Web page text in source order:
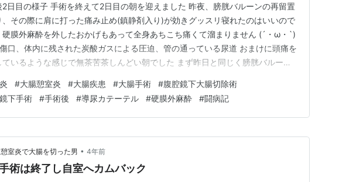
2日目の様子 手術を終えて2日目の朝を迎えました 昨夜、膀胱バルーンの再留置
、その際に肩に打った痛み止め(鎮静剤入り)が効きグッスリ寝れたのはいいので
硬膜外麻酔を外したおかげもあって全身あちこち痛くて溜まりません (´・ω・`)
口、体内に残された炭酸ガスによる圧迫、管の通っている尿道 おまけに頭痛を
ているような感じで無茶苦茶しんどい朝でした まず昨日と同じく膀胱バルーン
てたまりません！ 朝から悶絶必至です (´；ω；`)ｳｯ… バルーン抜去は何とか痛
え無事でしたが、身体…
#大腸憩室炎 #大腸疾患 #大腸手術 #腹腔鏡下大腸切除術
下手術 #手術後 #導尿カテーテル #硬膜外麻酔 #闘病記
室炎で大腸を切った男 • 4年前
術は終了し自室へカムバック